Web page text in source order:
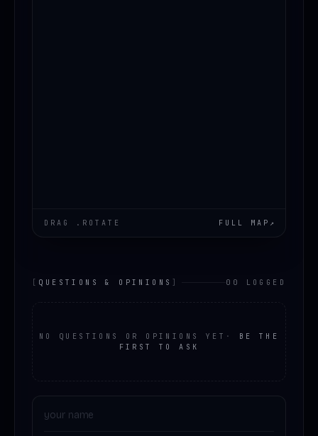
DRAG .ROTATE FULL MAP ↗
[ QUESTIONS & OPINIONS ] 00 LOGGED
NO QUESTIONS OR OPINIONS YET ·
BE THE
FIRST TO ASK